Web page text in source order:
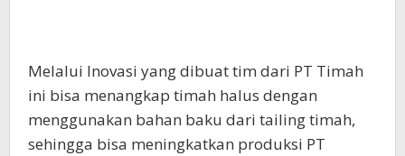
Melalui Inovasi yang dibuat tim dari PT Timah
ini bisa menangkap timah halus dengan
menggunakan bahan baku dari tailing timah,
sehingga bisa meningkatkan produksi PT